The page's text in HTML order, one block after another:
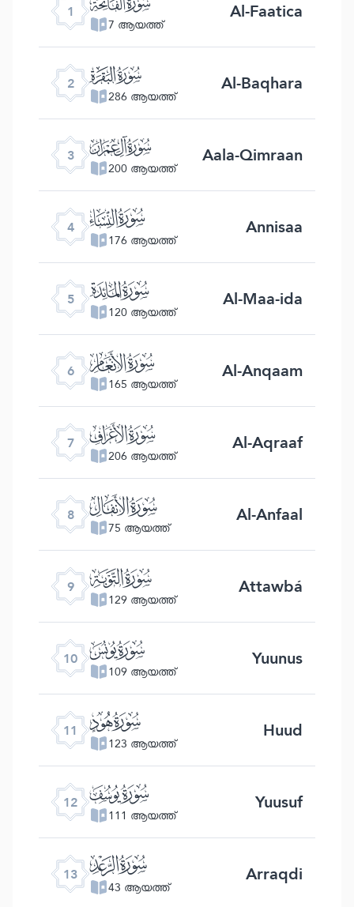
1
7 ആയത്ത് Al-Faatica
2 ﮎ
286 ആയത്ത് Al-Baqhara
3 ﮏ
200 ആയത്ത് Aala-Qimraan
4 ﮐ
176 ആയത്ത് Annisaa
5 ﮑ
120 ആയത്ത് Al-Maa-ida
6 ﮒ
165 ആയത്ത് Al-Anqaam
7 ﮓ
206 ആയത്ത് Al-Aqraaf
8 ﮔ
75 ആയത്ത് Al-Anfaal
9 ﮕ
129 ആയത്ത് Attawbá
10 ﮖ
109 ആയത്ത് Yuunus
11 ﮗ
123 ആയത്ത് Huud
12 ﮘ
111 ആയത്ത് Yuusuf
13 ﮙ
43 ആയത്ത് Arraqdi